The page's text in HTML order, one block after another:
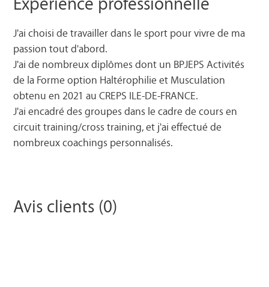
J'ai choisi de travailler dans le sport pour vivre de ma
passion tout d'abord.
J'ai de nombreux diplômes dont un BPJEPS Activités
de la Forme option Haltérophilie et Musculation
obtenu en 2021 au CREPS ILE-DE-FRANCE.
J'ai encadré des groupes dans le cadre de cours en
circuit training/cross training, et j'ai effectué de
nombreux coachings personnalisés.
Avis clients (0)